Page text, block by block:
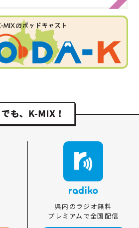
県内のラジオ無料
プレミアムで全国配信